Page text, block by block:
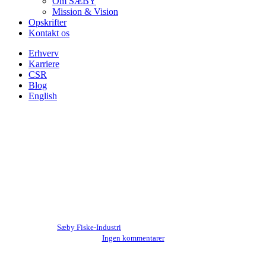
Mission & Vision
Opskrifter
Kontakt os
Erhverv
Karriere
CSR
Blog
English
Sæby Fiske-Industri
Ingen kommentarer